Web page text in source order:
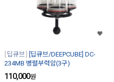
딥큐브
[딥큐브/DEEPCUBE] DC-
234MB 병렬부력암(3구)
110,000원